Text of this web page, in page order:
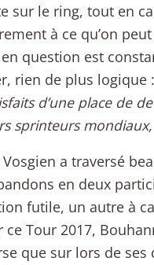
sur le ring, tout en
à ce qu’on
question est
rien de plus logique :
d’une place de
sprinteurs
a traversé
en deux
futile, un autre à
ce Tour 2017,
que sur lors de